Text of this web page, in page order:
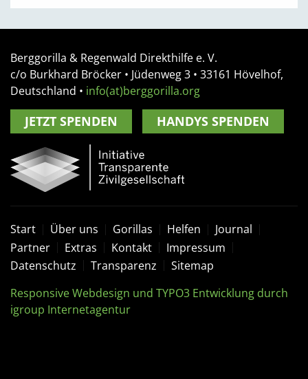
Berggorilla & Regenwald Direkthilfe e. V.
c/o Burkhard Bröcker • Jüdenweg 3 • 33161 Hövelhof,
Deutschland • info(at)berggorilla.org
JETZT SPENDEN HANDYS SPENDEN
Start Über uns Gorillas Helfen
Journal
Partner
Extras Kontakt
Impressum
Datenschutz
Transparenz
Sitemap
Responsive Webdesign und TYPO3 Entwicklung durch
igroup Internetagentur